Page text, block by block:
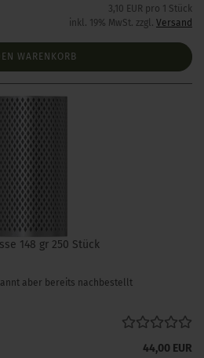
3,10 EUR pro 1 Stück
inkl. 19% MwSt. zzgl. Versand
WARENKORB
148 gr 250 Stück
aber bereits nachbestellt
44,00 EUR